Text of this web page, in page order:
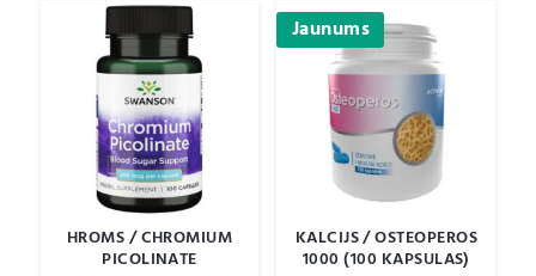
HROMS / CHROMIUM
PICOLINATE
Jaunums
KALCIJS / OSTEOPEROS
1000 (100 KAPSULAS)